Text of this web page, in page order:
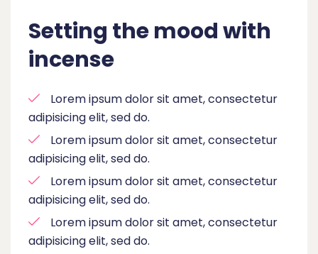
Setting the mood with
incense
Lorem ipsum dolor sit amet, consectetur
adipisicing elit, sed do.
Lorem ipsum dolor sit amet, consectetur
adipisicing elit, sed do.
Lorem ipsum dolor sit amet, consectetur
adipisicing elit, sed do.
Lorem ipsum dolor sit amet, consectetur
adipisicing elit, sed do.